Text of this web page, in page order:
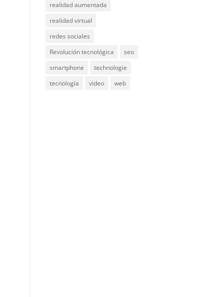
realidad aumentada
realidad virtual
redes sociales
Revolución tecnológica
seo
smartphone
technologie
tecnología
video web